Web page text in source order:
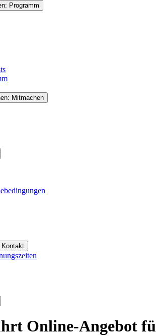
Programm
Mitmachen
Kontakt
Online-Angebot